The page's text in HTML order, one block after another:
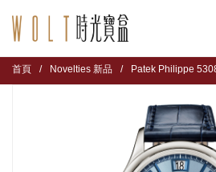
首頁 / Novelties 新品 / Patek Philippe